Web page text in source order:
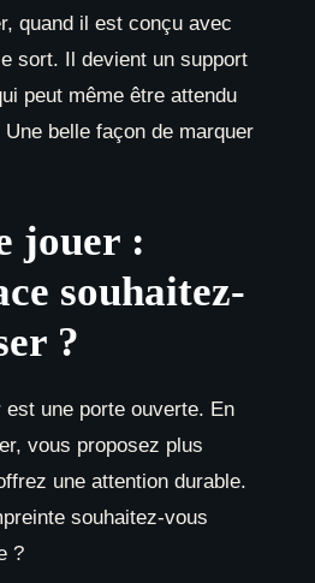
quand il est conçu avec
sort. Il devient un support
peut même être attendu
Une belle façon de marquer
jouer :
souhaitez-
?
une porte ouverte. En
vous proposez plus
une attention durable.
souhaitez-vous
?